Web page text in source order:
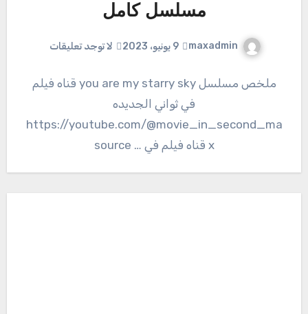
مسلسل كامل
maxadmin 9 يونيو، 2023 لا توجد تعليقات
ملخص مسلسل you are my starry sky قناه فيلم
في ثواني الجديده
https://youtube.com/@movie_in_second_ma
x قناه فيلم في … source